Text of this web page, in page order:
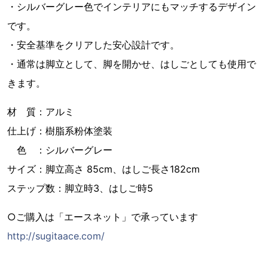
・シルバーグレー色でインテリアにもマッチするデザイン
です。
・安全基準をクリアした安心設計です。
・通常は脚立として、脚を開かせ、はしごとしても使用で
きます。
材 質：アルミ
仕上げ：樹脂系粉体塗装
色 ：シルバーグレー
サイズ：脚立高さ 85cm、はしご長さ182cm
ステップ数：脚立時3、はしご時5
○ご購入は「エースネット」で承っています
http://sugitaace.com/